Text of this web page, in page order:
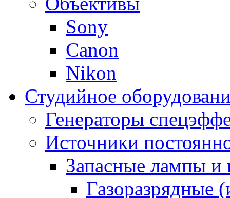
Sony
Canon
Nikon
Студийное
Генераторы
Источники
Запасные лампы и
Газоразрядные